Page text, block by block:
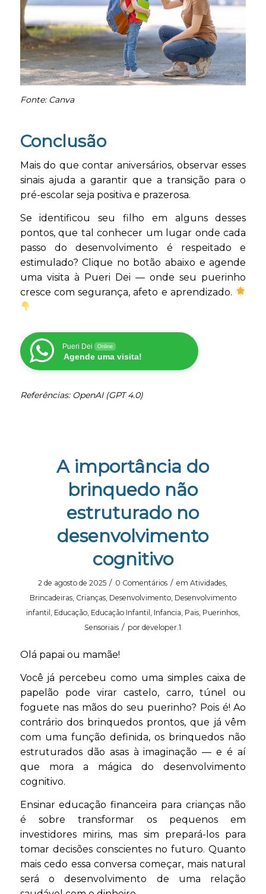
Fonte: Canva
Conclusão
Mais do que contar aniversários, observar esses
sinais ajuda a garantir que a transição para o
pré-escolar seja positiva e prazerosa.
Se identificou seu filho em alguns desses
pontos, que tal conhecer um lugar onde cada
passo do desenvolvimento é respeitado e
estimulado? Clique no botão abaixo e agende
uma visita à Pueri Dei — onde seu puerinho
cresce com segurança, afeto e aprendizado.
Pueri Dei Online
Agende uma visita!
Referências: OpenAI (GPT 4.0)
A importância do
brinquedo não
estruturado no
desenvolvimento
cognitivo
2 de agosto de 2025 / 0 Comentários / emAtividades
Brincadeiras, Crianças, Desenvolvimento, Desenvolvimento
infantil Educação, Educação Infantil Infancia Pais, Puerinhos,
Sensoriais / pordeveloper.1
Olá papai ou mamãe!
Você já percebeu como uma simples caixa de
papelão pode virar castelo, carro, túnel ou
foguete nas mãos do seu puerinho? Pois é! Ao
contrário dos brinquedos prontos, que já vêm
com uma função definida, os brinquedos não
estruturados dão asas à imaginação — e é aí
que mora a mágica do desenvolvimento
cognitivo.
Ensinar educação financeira para crianças não
é sobre transformar os pequenos em
investidores mirins, mas sim prepará-los para
tomar decisões conscientes no futuro. Quanto
mais cedo essa conversa começar, mais natural
será o desenvolvimento de uma relação